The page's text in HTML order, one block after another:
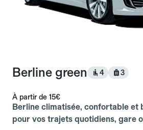
Berline green 4 3
À partir de 15€
Berline climatisée, confortable et
pour vos trajets quotidiens, gare